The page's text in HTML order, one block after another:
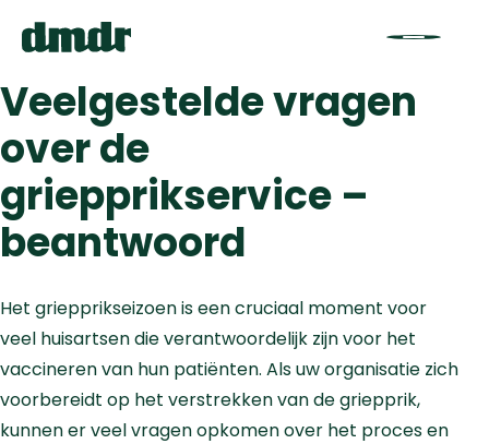
Veelgestelde vragen
over de
griepprikservice –
beantwoord
Het griepprikseizoen is een cruciaal moment voor
veel huisartsen die verantwoordelijk zijn voor het
vaccineren van hun patiënten. Als uw organisatie zich
voorbereidt op het verstrekken van de griepprik,
kunnen er veel vragen opkomen over het proces en